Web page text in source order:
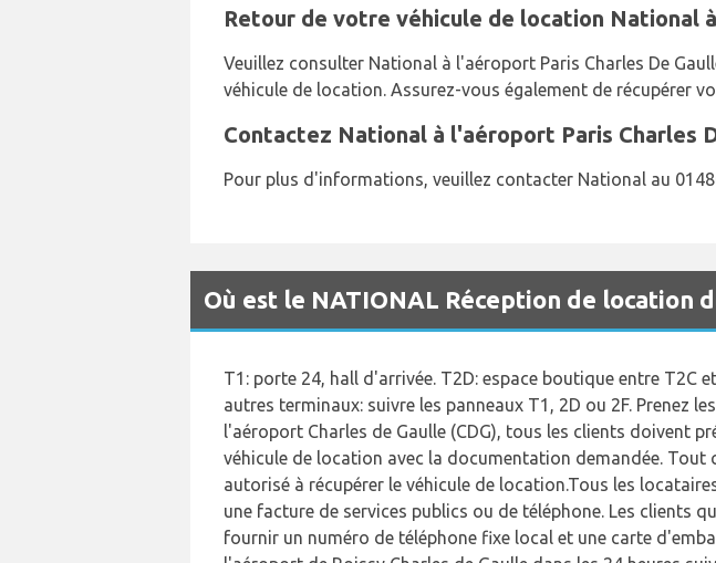
Retour de votre véhicule de location National
Veuillez consulter National à l'aéroport Paris Charles De
véhicule de location. Assurez-vous également de récupérer
Contactez National à l'aéroport Paris Charles
Pour plus d'informations, veuillez contacter National au
Où est le NATIONAL Réception de location
T1: porte 24, hall d'arrivée. T2D: espace boutique entre T2C
autres terminaux: suivre les panneaux T1, 2D ou 2F. Prenez
l'aéroport Charles de Gaulle (CDG), tous les clients doivent
véhicule de location avec la documentation demandée.
autorisé à récupérer le véhicule de location.Tous les
une facture de services publics ou de téléphone. Les clients
fournir un numéro de téléphone fixe local et une carte